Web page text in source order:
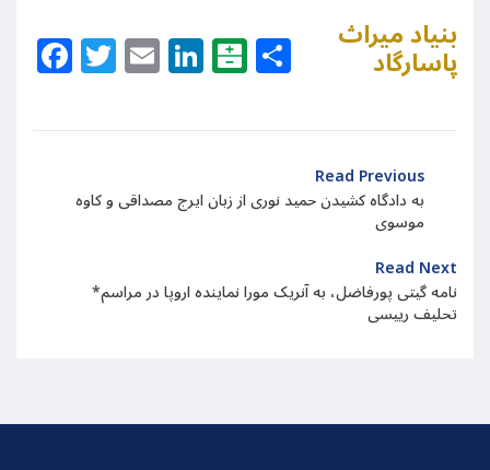
Facebook
Twitter
EmailLinkedIn
Balatarin
Share
بنیاد میراث
پاسارگاد
Read Previous
به دادگاه کشیدن حمید نوری از زبان ایرج مصداقی و کاوه
موسوی
Read Next
*نامه گیتی پورفاضل، به آنریک مورا نماینده اروپا در مراسم
تحلیف رییسی